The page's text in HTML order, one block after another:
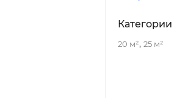
Категории
20 м², 25 м²